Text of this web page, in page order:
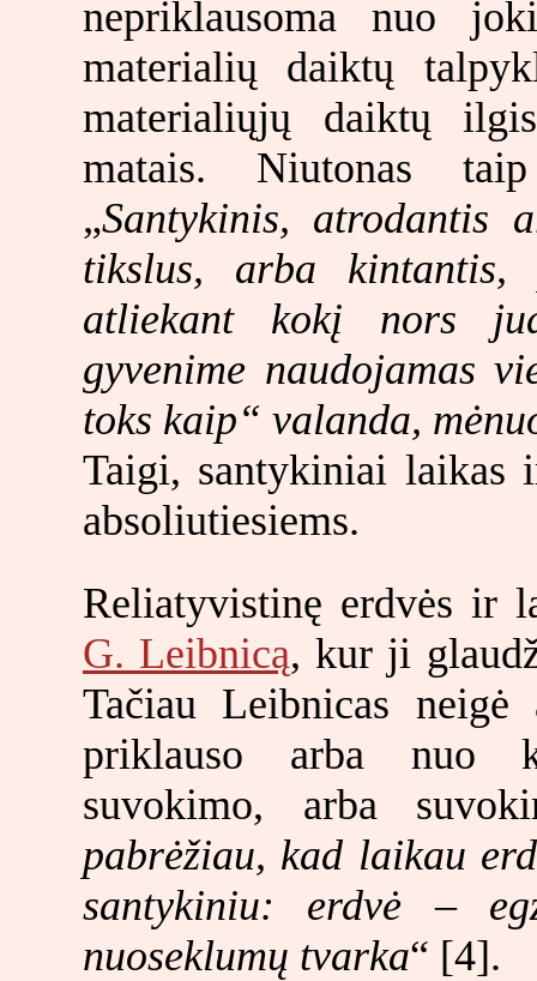
nepriklausoma nuo
materialių daiktų
materialiųjų daiktų
matais. Niutonas
„Santykinis, atrodantis
tikslus, arba kintantis,
atliekant kokį nors
gyvenime naudojamas
toks kaip“ valanda,
Taigi, santykiniai laikas
absoliutiesiems.
Reliatyvistinę erdvės ir
G. Leibnicą, kur ji
Tačiau Leibnicas
priklauso arba nuo
suvokimo, arba
pabrėžiau, kad laikau
santykiniu: erdvė –
nuoseklumų tvarka“ [4].